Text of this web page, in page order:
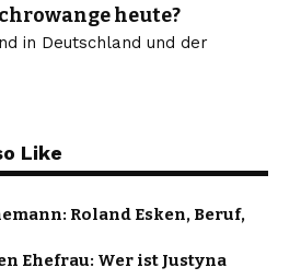
heute?
in Deutschland und der
Like
Roland Esken, Beruf,
Ehefrau: Wer ist Justyna